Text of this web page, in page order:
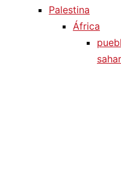
Palestina
África